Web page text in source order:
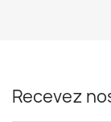
Recevez